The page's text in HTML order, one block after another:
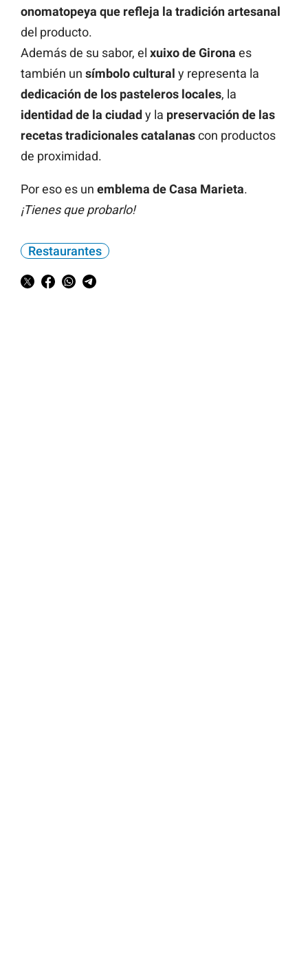
onomatopeya que refleja la tradición artesanal
del producto.
Además de su sabor, el xuixo de Girona es
también un símbolo cultural y representa la
dedicación de los pasteleros locales, la
identidad de la ciudad y la preservación de las
recetas tradicionales catalanascon productos
de proximidad.
Por eso es un emblema de Casa Marieta.
¡Tienes que probarlo!
Restaurantes